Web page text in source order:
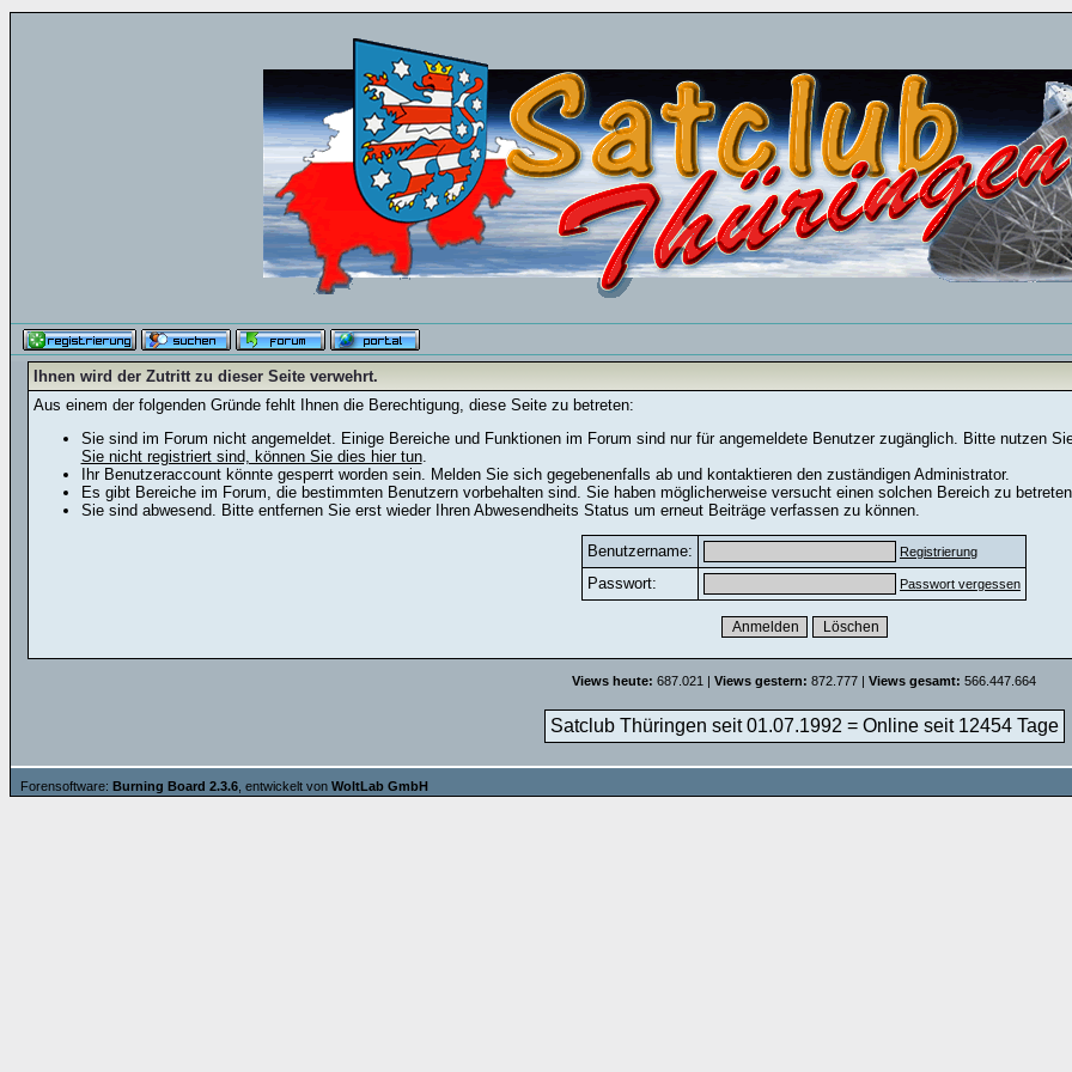
Ihnen wird der Zutritt zu dieser Seite verwehrt.
Aus einem der folgenden Gründe fehlt Ihnen die Berechtigung, diese Seite zu betreten:
Sie sind im Forum nicht angemeldet. Einige Bereiche und Funktionen im Forum sind nur für angemeldete Benutzer zugänglich. Bitte nutzen
Sie nicht registriert sind, können Sie dies hier tun.
Ihr Benutzeraccount könnte gesperrt worden sein. Melden Sie sich gegebenenfalls ab und kontaktieren den zuständigen Administrator.
Es gibt Bereiche im Forum, die bestimmten Benutzern vorbehalten sind. Sie haben möglicherweise versucht einen solchen Bereich zu
Sie sind abwesend. Bitte entfernen Sie erst wieder Ihren Abwesendheits Status um erneut Beiträge verfassen zu können.
Benutzername: Registrierung
Passwort: Passwort vergessen
Views heute: 687.021 | Views gestern: 872.777 | Views gesamt: 566.447.664
Satclub Thüringen seit 01.07.1992 = Online seit 12454 Tage
Forensoftware: Burning Board 2.3.6 , entwickelt von WoltLab GmbH